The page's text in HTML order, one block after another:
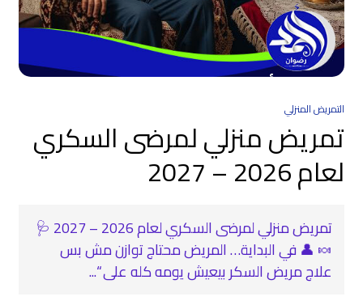
التمريض المنزلي
تمريض منزلي لمرضى السكري
لعام 2026 – 2027
تمريض منزلي لمرضى السكري لعام 2026 – 2027 🩺
🍬 👤 في البداية… المريض محتاج توازن مش بس
علاج مريض السكر بيعيش يومه كله على “...